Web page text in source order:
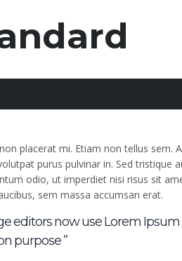
placerat mi. Etiam non tellus sem.
purus pulvinar in. Sed tristique
odio, ut imperdiet nisi risus sit
sem massa accumsan erat.
editors now use Lorem
purpose ”